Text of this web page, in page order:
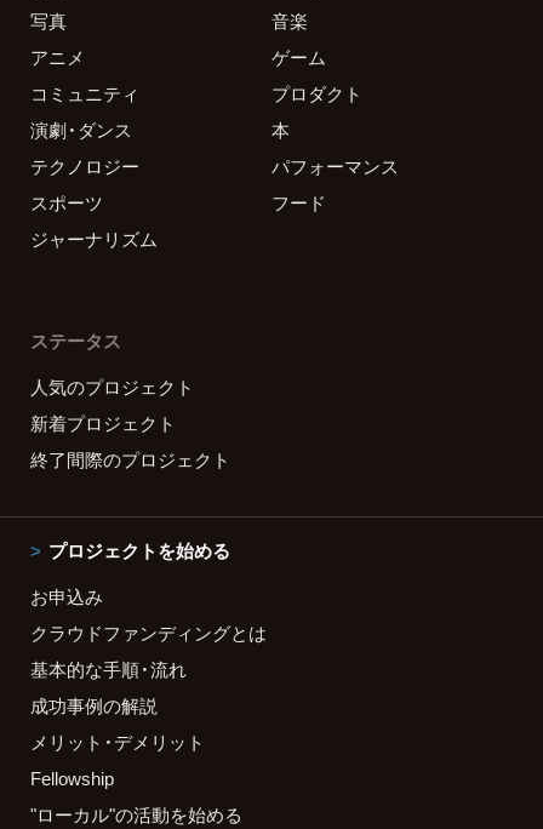
写真
音楽
アニメ
ゲーム
コミュニティ
プロダクト
演劇・ダンス
本
テクノロジー
パフォーマンス
スポーツ
フード
ジャーナリズム
ステータス
人気のプロジェクト
新着プロジェクト
終了間際のプロジェクト
プロジェクトを始める
お申込み
クラウドファンディングとは
基本的な手順・流れ
成功事例の解説
メリット・デメリット
Fellowship
"ローカル"の活動を始める